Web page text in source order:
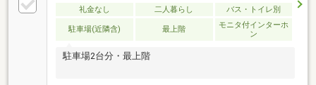
礼金なし 二人暮らし バス・トイレ別
駐車場(近隣含) 最上階
モニタ付インターホ
ン
駐車場2台分・最上階